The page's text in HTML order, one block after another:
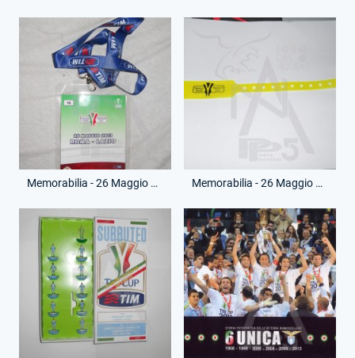
Memorabilia - 26 Maggio 2013 - Pass Campo - Finale - Roma-Lazio Memorabilia - 26 Maggio 2013 - Braccialetto Area Ospitalità - Finale - Roma-Lazio